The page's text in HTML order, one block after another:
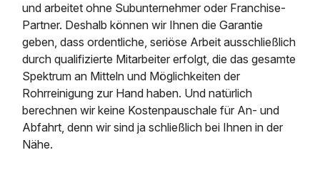
und arbeitet ohne Subunternehmer oder Franchise-
Partner. Deshalb können wir Ihnen die Garantie
geben, dass ordentliche, seriöse Arbeit ausschließlich
durch qualifizierte Mitarbeiter erfolgt, die das gesamte
Spektrum an Mitteln und Möglichkeiten der
Rohrreinigung zur Hand haben. Und natürlich
berechnen wir keine Kostenpauschale für An- und
Abfahrt, denn wir sind ja schließlich bei Ihnen in der
Nähe.